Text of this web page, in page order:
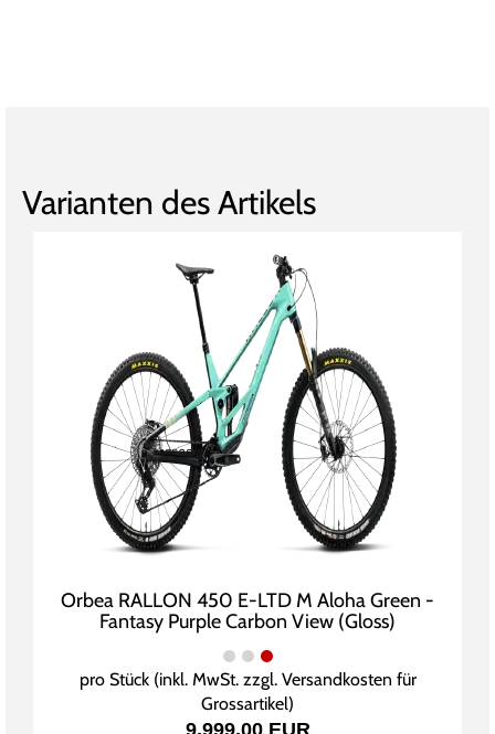
Varianten des Artikels
Orbea RALLON 450 E-LTD M Aloha Green -
Fantasy Purple Carbon View (Gloss)
pro Stück (inkl. MwSt. zzgl. Versandkosten für
Grossartikel)
9.999,00 EUR